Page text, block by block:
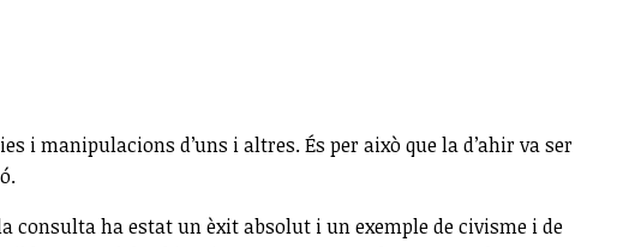
i manipulacions d’uns i altres. És per això que la d’ahir va ser
consulta ha estat un èxit absolut i un exemple de civisme i de